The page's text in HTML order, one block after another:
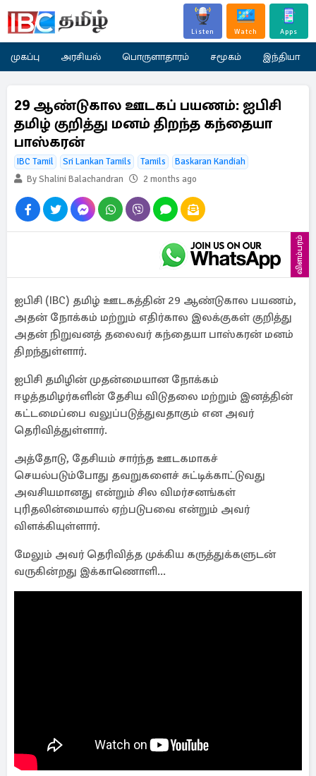
Listen Watch Apps
முகப்பு அரசியல் பொருளாதாரம் சமூகம் இந்தியா
29 ஆண்டுகால ஊடகப் பயணம்: ஐபிசி
தமிழ் குறித்து மனம் திறந்த கந்தையா
பாஸ்கரன்
IBC Tamil Sri Lankan Tamils Tamils
Baskaran Kandiah
By Shalini Balachandran
2 months ago
விளம்பரம்
ஐபிசி (IBC) தமிழ் ஊடகத்தின் 29 ஆண்டுகால பயணம்,
அதன் நோக்கம் மற்றும் எதிர்கால இலக்குகள் குறித்து
அதன் நிறுவனத் தலைவர் கந்தையா பாஸ்கரன் மனம்
திறந்துள்ளார்.
ஐபிசி தமிழின் முதன்மையான நோக்கம்
ஈழத்தமிழர்களின் தேசிய விடுதலை மற்றும் இனத்தின்
கட்டமைப்பை வலுப்படுத்துவதாகும் என அவர்
தெரிவித்துள்ளார்.
அத்தோடு, தேசியம் சார்ந்த ஊடகமாகச்
செயல்படும்போது தவறுகளைச் சுட்டிக்காட்டுவது
அவசியமானது என்றும் சில விமர்சனங்கள்
புரிதலின்மையால் ஏற்படுபவை என்றும் அவர்
விளக்கியுள்ளார்.
மேலும் அவர் தெரிவித்த முக்கிய கருத்துக்களுடன்
வருகின்றது இக்காணொளி...